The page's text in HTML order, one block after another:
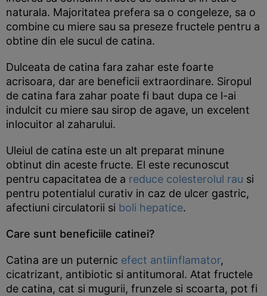
naturala. Majoritatea prefera sa o congeleze, sa o
combine cu miere sau sa preseze fructele pentru a
obtine din ele sucul de catina.
Dulceata de catina fara zahar este foarte
acrisoara, dar are beneficii extraordinare. Siropul
de catina fara zahar poate fi baut dupa ce l-ai
indulcit cu miere sau sirop de agave, un excelent
inlocuitor al zaharului.
Uleiul de catina este un alt preparat minune
obtinut din aceste fructe. El este recunoscut
pentru capacitatea de a reduce colesterolul rau si
pentru potentialul curativ in caz de ulcer gastric,
afectiuni circulatorii si boli hepatice.
Care sunt beneficiile catinei?
Catina are un puternic efect antiinflamator,
cicatrizant, antibiotic si antitumoral. Atat fructele
de catina, cat si mugurii, frunzele si scoarta, pot fi